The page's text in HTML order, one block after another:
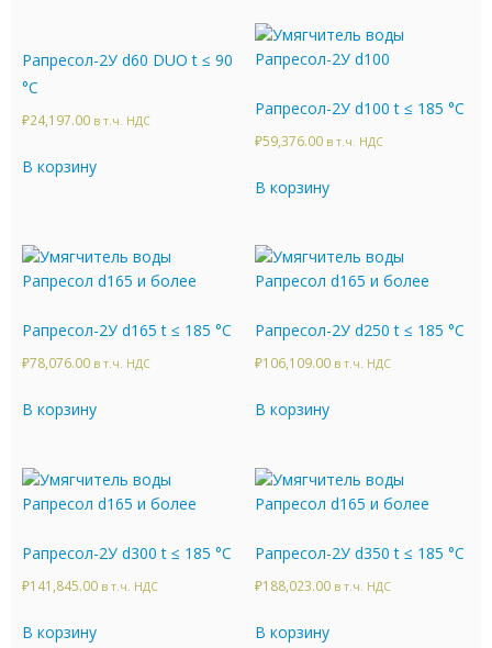
Рапресол-2У d60 DUO t ≤ 90
°C
₽24,197.00 в т.ч. НДС
В корзину
Рапресол-2У d100 t ≤ 185 °C
₽59,376.00 в т.ч. НДС
В корзину
Рапресол-2У d165 t ≤ 185 °C
₽78,076.00 в т.ч. НДС
В корзину
Рапресол-2У d250 t ≤ 185 °C
₽106,109.00 в т.ч. НДС
В корзину
Рапресол-2У d300 t ≤ 185 °C
₽141,845.00 в т.ч. НДС
В корзину
Рапресол-2У d350 t ≤ 185 °C
₽188,023.00 в т.ч. НДС
В корзину